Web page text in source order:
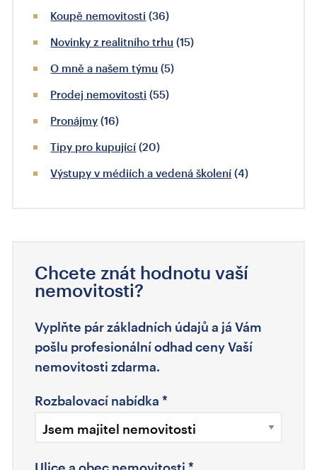
Koupě nemovitosti (36)
Novinky z realitního trhu (15)
O mně a našem týmu (5)
Prodej nemovitosti (55)
Pronájmy (16)
Tipy pro kupující (20)
Výstupy v médiích a vedená školení (4)
Chcete znát hodnotu vaší
nemovitosti?
Vyplňte pár základních údajů a já Vám
pošlu profesionální odhad ceny Vaší
nemovitosti zdarma.
Rozbalovací nabídka *